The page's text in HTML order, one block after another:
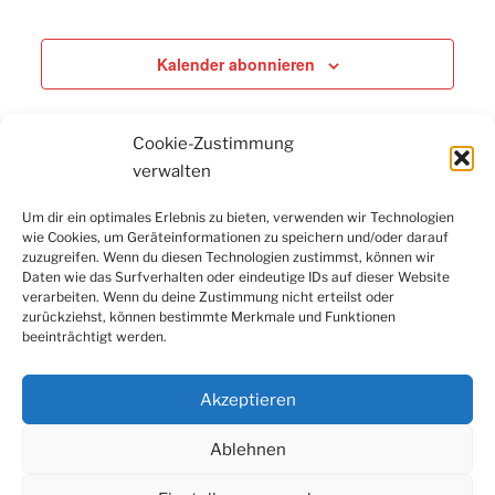
Cookie-Zustimmung
verwalten
Um dir ein optimales Erlebnis zu bieten, verwenden wir Technologien
wie Cookies, um Geräteinformationen zu speichern und/oder darauf
zuzugreifen. Wenn du diesen Technologien zustimmst, können wir
Daten wie das Surfverhalten oder eindeutige IDs auf dieser Website
verarbeiten. Wenn du deine Zustimmung nicht erteilst oder
zurückziehst, können bestimmte Merkmale und Funktionen
beeinträchtigt werden.
Akzeptieren
Ablehnen
Kalender abonnieren
Facebook Instagram LinkedIn
YouTube
Newsletter
Richtlinie (EU)